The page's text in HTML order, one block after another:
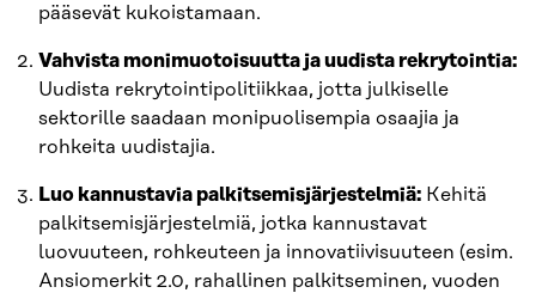
pääsevät kukoistamaan.
Vahvista monimuotoisuutta ja uudista rekrytointia:
Uudista rekrytointipolitiikkaa, jotta julkiselle
sektorille saadaan monipuolisempia osaajia ja
rohkeita uudistajia.
Luo kannustavia palkitsemisjärjestelmiä: Kehitä
palkitsemisjärjestelmiä, jotka kannustavat
luovuuteen, rohkeuteen ja innovatiivisuuteen (esim.
Ansiomerkit 2.0, rahallinen palkitseminen, vuoden